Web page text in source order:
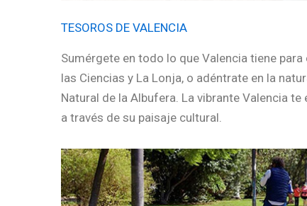
TESOROS DE VALENCIA
Sumérgete en todo lo que Valencia tiene
las Ciencias y La Lonja, o adéntrate en la
Natural de la Albufera. La vibrante Valencia
a través de su paisaje cultural.